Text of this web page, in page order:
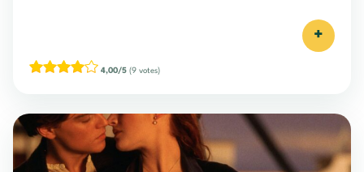
+
4,00/5 (9 votes)